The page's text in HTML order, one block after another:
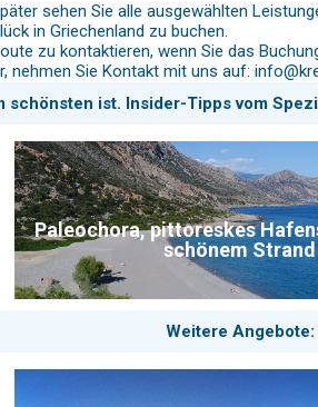
sehen Sie alle ausgewählten
in Griechenland zu buchen.
zu kontaktieren, wenn Sie das
nehmen Sie Kontakt mit uns auf:
schönsten ist. Insider-Tipps vom
Paleochora, pittoreskes
schönem Strand
Weitere Angebote: